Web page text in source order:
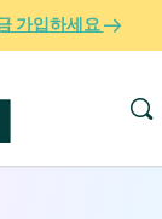
가입하세요